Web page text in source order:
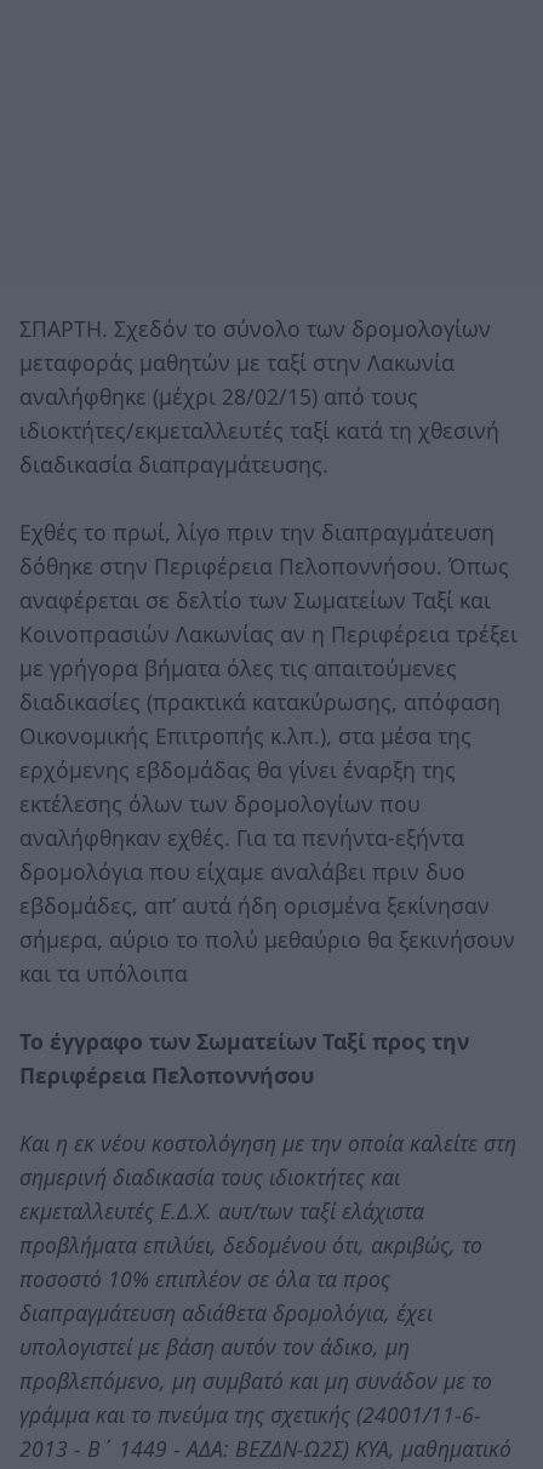
ΣΠΑΡΤΗ. Σχεδόν το σύνολο των δρομολογίων
μεταφοράς μαθητών με ταξί στην Λακωνία
αναλήφθηκε (μέχρι 28/02/15) από τους
ιδιοκτήτες/εκμεταλλευτές ταξί κατά τη χθεσινή
διαδικασία διαπραγμάτευσης.
Εχθές το πρωί, λίγο πριν την διαπραγμάτευση
δόθηκε στην Περιφέρεια Πελοποννήσου. Όπως
αναφέρεται σε δελτίο των Σωματείων Ταξί και
Κοινοπρασιών Λακωνίας αν η Περιφέρεια τρέξει
με γρήγορα βήματα όλες τις απαιτούμενες
διαδικασίες (πρακτικά κατακύρωσης, απόφαση
Οικονομικής Επιτροπής κ.λπ.), στα μέσα της
ερχόμενης εβδομάδας θα γίνει έναρξη της
εκτέλεσης όλων των δρομολογίων που
αναλήφθηκαν εχθές. Για τα πενήντα-εξήντα
δρομολόγια που είχαμε αναλάβει πριν δυο
εβδομάδες, απ’ αυτά ήδη ορισμένα ξεκίνησαν
σήμερα, αύριο το πολύ μεθαύριο θα ξεκινήσουν
και τα υπόλοιπα
Το έγγραφο των Σωματείων Ταξί προς την
Περιφέρεια Πελοποννήσου
Και η εκ νέου κοστολόγηση με την οποία καλείτε στη
σημερινή διαδικασία τους ιδιοκτήτες και
εκμεταλλευτές Ε.Δ.Χ. αυτ/των ταξί ελάχιστα
προβλήματα επιλύει, δεδομένου ότι, ακριβώς, το
ποσοστό 10% επιπλέον σε όλα τα προς
διαπραγμάτευση αδιάθετα δρομολόγια, έχει
υπολογιστεί με βάση αυτόν τον άδικο, μη
προβλεπόμενο, μη συμβατό και μη συνάδον με το
γράμμα και το πνεύμα της σχετικής (24001/11-6-
2013 - Β΄ 1449 - ΑΔΑ: ΒΕΖΔΝ-Ω2Σ) ΚΥΑ, μαθηματικό